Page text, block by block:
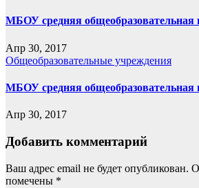
МБОУ средняя
Апр 30, 2017
Общеобразовательные учреждения
МБОУ средняя
Апр 30, 2017
Добавить комментарий
Ваш адрес email не будет опубликован.
помечены *